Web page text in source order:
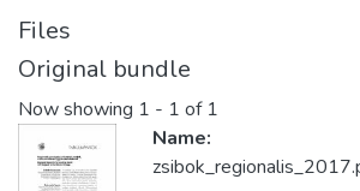
Files
Original bundle
Now showing 1 - 1 of 1
Name: